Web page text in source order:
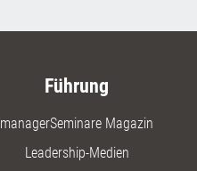
Führung
managerSeminare Magazin
Leadership-Medien